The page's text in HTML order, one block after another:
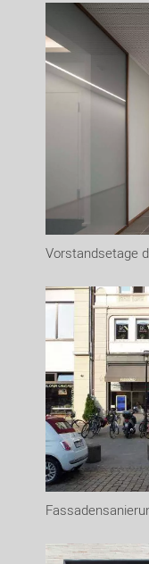
Vorstandsetage